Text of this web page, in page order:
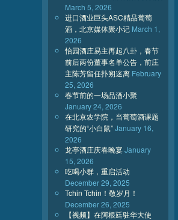
March 5, 2026
进口酒业巨头ASC精品葡萄
酒，北京媒体聚小记 March 1,
2026
怡园酒庄易主再起八卦，春节
前后两份董事名单公告，前庄
主陈芳留任扑朔迷离 February
25, 2026
春节前的一场品酒小聚
January 24, 2026
在北京农学院，当葡萄酒课题
研究的“小白鼠”January 16,
2026
龙亭酒庄庆春晚宴January
15, 2026
吃喝小群，重启活动
December 29, 2025
Tchin Tchin！敬岁月！
December 26, 2025
【视频】在阿根廷驻华大使